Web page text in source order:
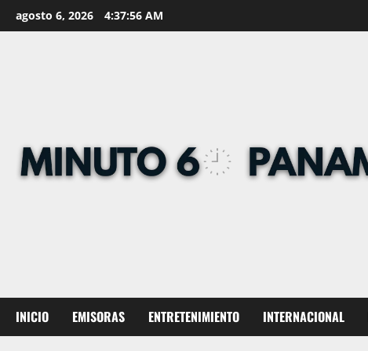
to
agosto 6, 2026 4:37:57 AM
INICIO EMISORAS ENTRETENIMIENTO INTERNACIONAL